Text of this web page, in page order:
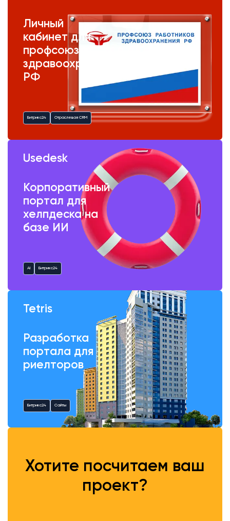
Личный
кабинет для
профсоюза
здравоохранения
РФ
Битрикс24 Отраслевая CRM
Usedesk
Корпоративный
портал для
хелпдеска на
базе ИИ
AI Битрикс24
Tetris
Разработка
портала для
риелторов
Битрикс24 Сайты
Хотите посчитаем ваш
проект?